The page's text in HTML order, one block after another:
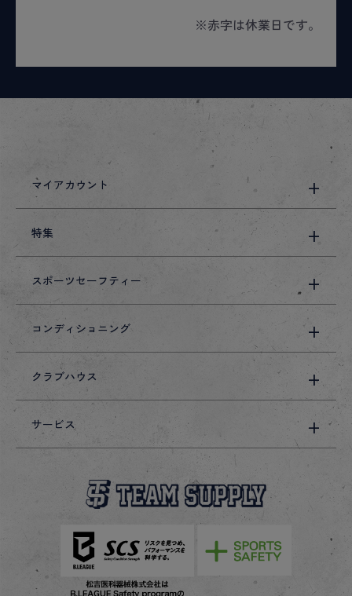
※赤字は休業日です。
マイアカウント
特集
スポーツセーフティー
コンディショニング
クラブハウス
サービス